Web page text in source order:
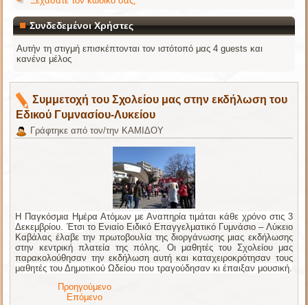
Συνδεδεμένοι Χρήστες
Αυτήν τη στιγμή επισκέπτονται τον ιστότοπό μας 4 guests και
κανένα μέλος
Συμμετοχή του Σχολείου μας στην εκδήλωση του
Εδικού Γυμνασίου-Λυκείου
Γράφτηκε από τον/την ΚΑΜΙΔΟΥ
Η Παγκόσμια Ημέρα Ατόμων με Αναπηρία τιμάται κάθε χρόνο στις 3
Δεκεμβρίου. Έτσιτο Ενιαίο Ειδικό Επαγγελματικό Γυμνάσιο – Λύκειο
Καβάλας έλαβε την πρωτοβουλία της διοργάνωσης μιας εκδήλωσης
στην κεντρική πλατεία της πόλης. Οι μαθητές του Σχολείου μας
παρακολούθησαν την εκδήλωση αυτή και καταχειροκρότησαν τους
μαθητές του Δημοτικού Ωδείου που τραγούδησαν κι έπαιξαν μουσική.
Προηγούμενο
Επόμενο